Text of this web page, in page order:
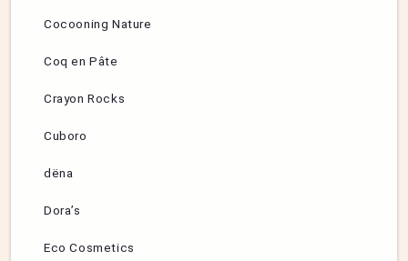
Cocooning Nature
Coq en Pâte
Crayon Rocks
Cuboro
dëna
Dora’s
Eco Cosmetics